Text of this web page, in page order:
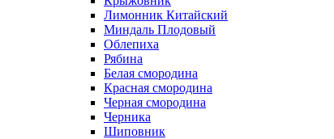
Лимонник Китайский
Миндаль Плодовый
Облепиха
Рябина
Белая смородина
Красная смородина
Черная смородина
Черника
Шиповник